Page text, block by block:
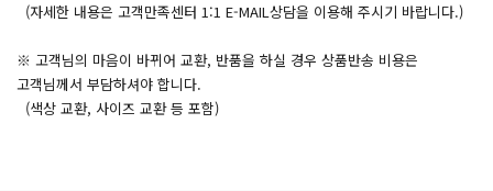
(자세한 내용은 고객만족센터 1:1 E-MAIL상담을 이용해 주시기 바랍니다.)
※ 고객님의 마음이 바뀌어 교환, 반품을 하실 경우 상품반송 비용은
고객님께서 부담하셔야 합니다.
(색상 교환, 사이즈 교환 등 포함)